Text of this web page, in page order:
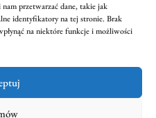
przetwarzać dane, takie jak
identyfikatory na tej stronie. Brak
na niektóre funkcje i możliwości
mailowy)